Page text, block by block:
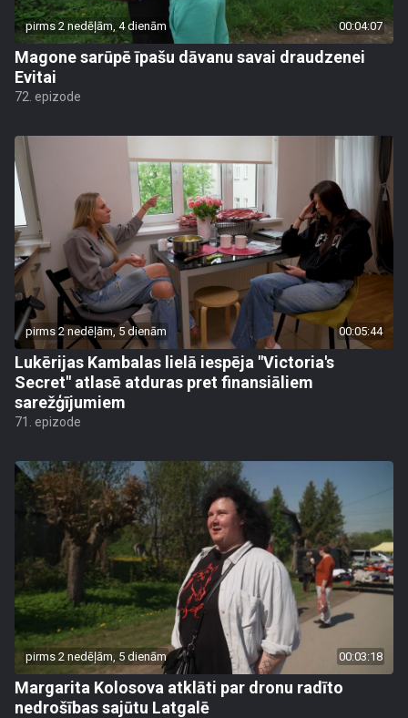
pirms 2 nedēļām, 4 dienām 00:04:07
Magone sarūpē īpašu dāvanu savai draudzenei
Evitai
72. epizode
pirms 2 nedēļām, 5 dienām 00:05:44
Lukērijas Kambalas lielā iespēja "Victoria's
Secret" atlasē atduras pret finansiāliem
sarežģījumiem
71. epizode
pirms 2 nedēļām, 5 dienām 00:03:18
Margarita Kolosova atklāti par dronu radīto
nedrošības sajūtu Latgalē